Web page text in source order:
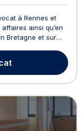
à Rennes et
ainsi qu’en
Bretagne et sur
les